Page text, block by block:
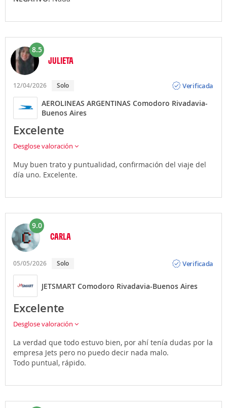
8.5
JULIETA
12/04/2026 Solo
Verificada
AEROLINEAS ARGENTINAS Comodoro Rivadavia-
Buenos Aires
Excelente
Desglose valoración
Muy buen trato y puntualidad, confirmación del viaje del
día uno. Excelente.
9.0
CARLA
05/05/2026 Solo
Verificada
JETSMART Comodoro Rivadavia-Buenos Aires
Excelente
Desglose valoración
La verdad que todo estuvo bien, por ahí tenía dudas por la
empresa Jets pero no puedo decir nada malo.
Todo puntual, rápido.